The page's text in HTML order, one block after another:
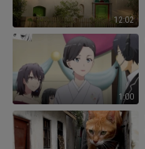
12:02
1:00